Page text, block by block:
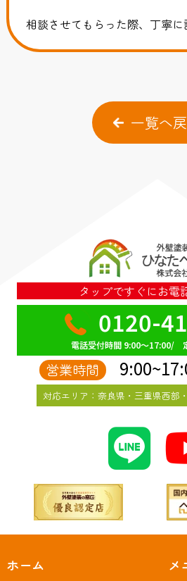
えて安心感がありま
相談させてもらった際、丁寧
一覧へ
タップですぐにお電
0120-
電話受付時間 9:00～17:00/
営業時間
対応エリア：奈良県・三重県西部
ホーム メ